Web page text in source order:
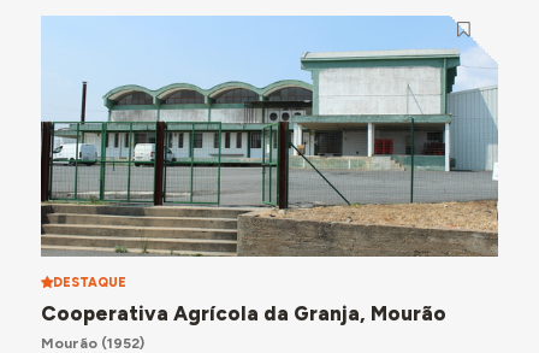
DESTAQUE
Cooperativa Agrícola da Granja, Mourão
Mourão(1952)